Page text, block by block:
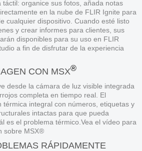
organice sus fotos, añada notas
en la nube de FLIR Ignite para
cualquier dispositivo. Cuando esté listo
y crear informes para clientes, sus
disponibles para su uso en FLIR
a fin de disfrutar de la experiencia
CON MSX®
desde la cámara de luz visible integrada
completa en tiempo real. El
térmica integral con números, etiquetas y
intactas para que pueda
es el problema térmico.Vea el vídeo para
sobre MSX®
RÁPIDAMENTE